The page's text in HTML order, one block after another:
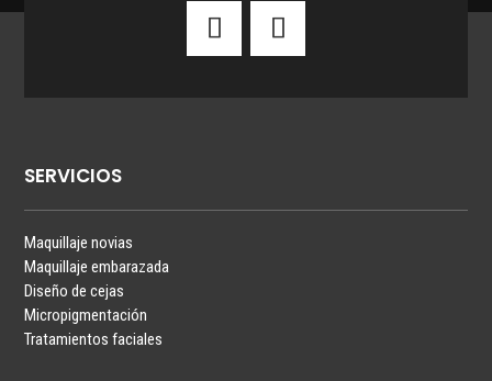
SERVICIOS
Maquillaje novias
Maquillaje embarazada
Diseño de cejas
Micropigmentación
Tratamientos faciales